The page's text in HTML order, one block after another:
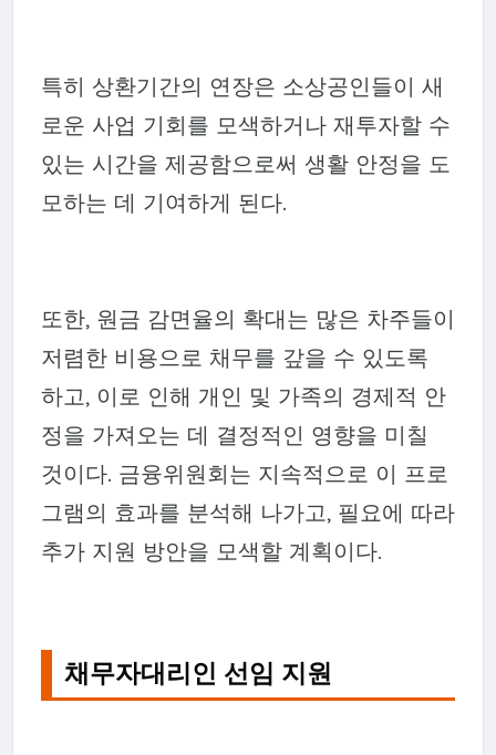
특히 상환기간의 연장은 소상공인들이 새
로운 사업 기회를 모색하거나 재투자할 수
있는 시간을 제공함으로써 생활 안정을 도
모하는 데 기여하게 된다.
또한, 원금 감면율의 확대는 많은 차주들이
저렴한 비용으로 채무를 갚을 수 있도록
하고, 이로 인해 개인 및 가족의 경제적 안
정을 가져오는 데 결정적인 영향을 미칠
것이다. 금융위원회는 지속적으로 이 프로
그램의 효과를 분석해 나가고, 필요에 따라
추가 지원 방안을 모색할 계획이다.
채무자대리인 선임 지원